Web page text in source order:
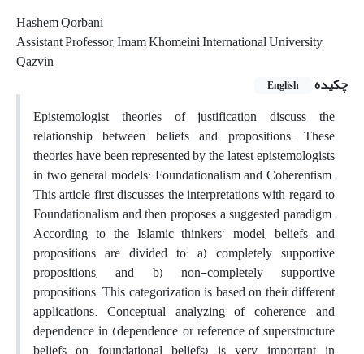
Hashem Qorbani
Assistant Professor, Imam Khomeini International University,
Qazvin
چکیده
English
Epistemologist theories of justification discuss the
relationship between beliefs and propositions. These
theories have been represented by the latest epistemologists
in two general models: Foundationalism and Coherentism.
This article first discusses the interpretations with regard to
Foundationalism and then proposes a suggested paradigm.
According to the Islamic thinkers’ model, beliefs and
propositions are divided to: a) completely supportive
propositions, and b) non-completely supportive
propositions. This categorization is based on their different
applications. Conceptual analyzing of coherence and
dependence in (dependence or reference of superstructure